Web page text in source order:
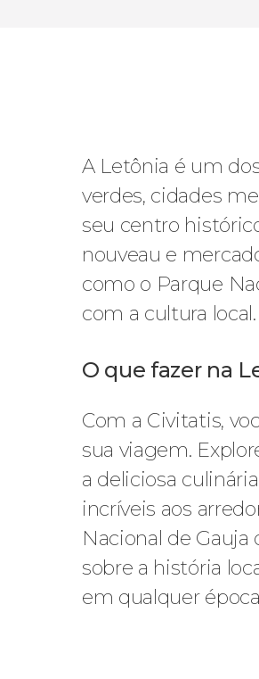
A Letônia é um
verdes, cidades
seu centro
nouveau e
como o Parque
com a cultura
O que fazer na
Com a Civitatis,
sua viagem.
a deliciosa
incríveis aos
Nacional de
sobre a história
em qualquer